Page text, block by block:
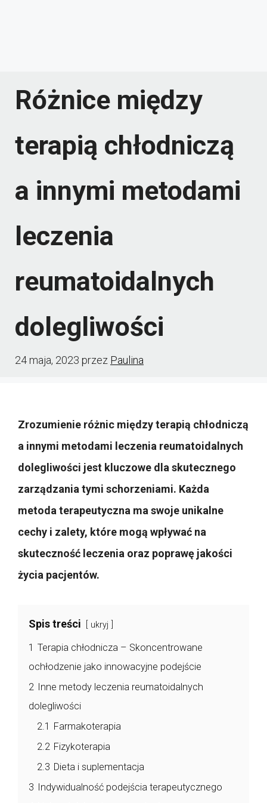
Różnice między
terapią chłodniczą
a innymi metodami
leczenia
reumatoidalnych
dolegliwości
24 maja, 2023 przez Paulina
Zrozumienie różnic między terapią chłodniczą
a innymi metodami leczenia reumatoidalnych
dolegliwości jest kluczowe dla skutecznego
zarządzania tymi schorzeniami. Każda
metoda terapeutyczna ma swoje unikalne
cechy i zalety, które mogą wpływać na
skuteczność leczenia oraz poprawę jakości
życia pacjentów.
Spis treści ukryj
1 Terapia chłodnicza – Skoncentrowane
ochłodzenie jako innowacyjne podejście
2 Inne metody leczenia reumatoidalnych
dolegliwości
2.1 Farmakoterapia
2.2 Fizykoterapia
2.3 Dieta i suplementacja
3 Indywidualność podejścia terapeutycznego